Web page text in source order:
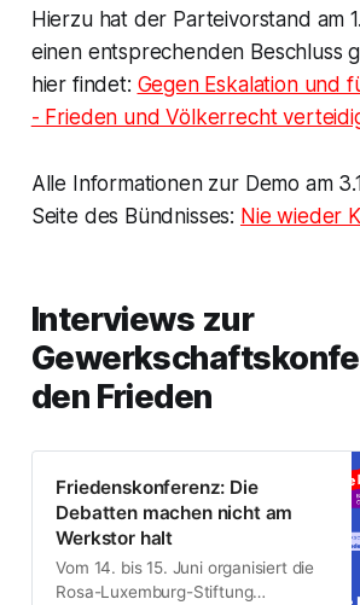
Hierzu hat der Parteivorstand am
einen entsprechenden Beschluss
hier findet: Gegen Eskalation und
- Frieden und Völkerrecht
Alle Informationen zur Demo am
Seite des Bündnisses: Nie wieder
Interviews zur
den Frieden
Friedenskonferenz: Die
Debatten machen nicht am
Werkstor halt
Vom 14. bis 15. Juni organisiert die
Rosa-Luxemburg-Stiftung